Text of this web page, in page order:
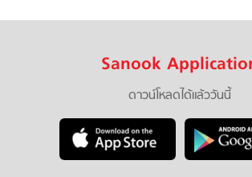
Sanook
ดาวน์โหลดได้แล้ววันนี้